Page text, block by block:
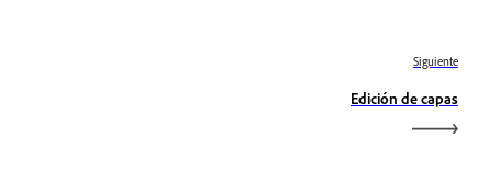
Siguiente
Edición de capas